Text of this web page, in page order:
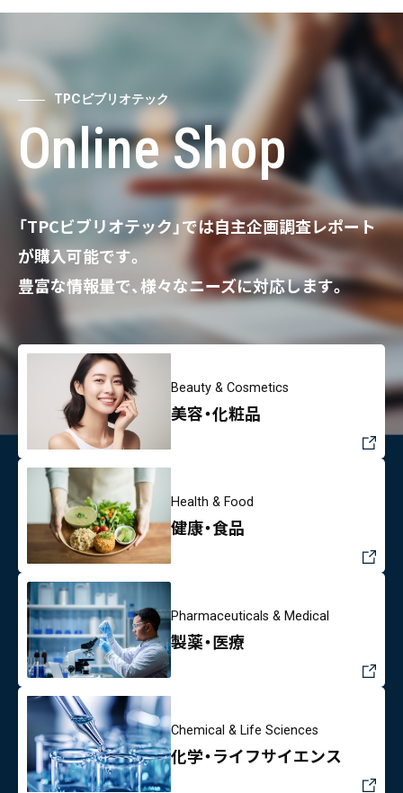
TPCビブリオテック
Online Shop
「TPCビブリオテック」では自主企画調査レポート
が購入可能です。
豊富な情報量で、様々なニーズに対応します。
Beauty & Cosmetics
美容・化粧品
Health & Food
健康・食品
Pharmaceuticals & Medical
製薬・医療
Chemical & Life Sciences
化学・ライフサイエンス